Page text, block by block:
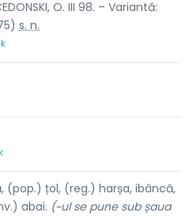
O. III 98. – Variantă:
s. n.
(pop.) țol, (reg.) harșa, ibâncă,
abai. (~ul se pune sub șaua